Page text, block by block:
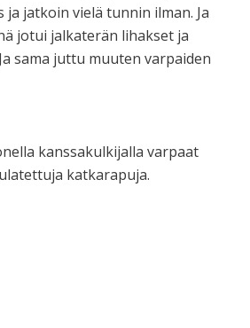
ja jatkoin vielä tunnin ilman. Ja
jotui jalkaterän lihakset ja
sama juttu muuten varpaiden
kanssakulkijalla varpaat
katkarapuja.